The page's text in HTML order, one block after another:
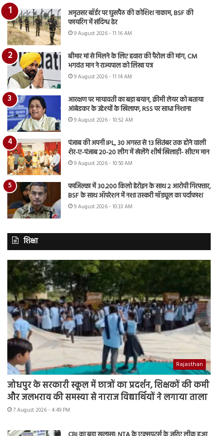
अमृतसर बॉर्डर पर घुसपैठ की कोशिश नाकाम, BSF की
फायरिंग में संदिग्ध ढेर
9 August 2026 - 11:16 AM
बीमार मां से मिलने के लिए हवारा की पैरोल की मांग, CM
भगवंत मान ने राज्यपाल को लिखा पत्र
9 August 2026 - 11:14 AM
आरक्षण पर मायावती का बड़ा बयान, क्रीमी लेयर को बताया
आंबेडकर के उद्देश्यों के खिलाफ, RSS पर साधा निशाना
9 August 2026 - 10:52 AM
पंजाब की अपनी IPL, 30 अगस्त से 13 सितंबर तक होने वाली
शेर-ए-पंजाब 20-20 लीग में खेलेंगे शीर्ष खिलाड़ी- सीएम मान
9 August 2026 - 10:50 AM
फाजिल्का में 30.200 किलो हेरोइन के साथ 2 आरोपी गिरफ्तार,
BSF के साथ ऑपरेशन में नशा तस्करी मॉड्यूल का पर्दाफाश
9 August 2026 - 10:33 AM
शिक्षा
Rajasthan
जोधपुर के सरकारी स्कूल में छात्रों का प्रदर्शन, शिक्षकों की कमी
और जलभराव की समस्या से नाराज विद्यार्थियों ने लगाया ताला
7 August 2026 - 4:49 PM